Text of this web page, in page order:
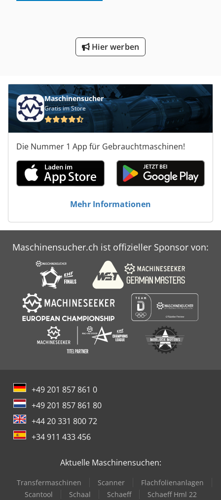
Hier werben
Maschinensucher
Gratis im Store
Die Nummer 1 App für Gebrauchtmaschinen!
Mehr Informationen
Maschinensucher.ch ist offizieller Sponsor von:
+49 201 857 861 0
+49 201 857 861 80
+44 20 331 800 72
+34 911 433 456
Aktuelle Maschinensuchen:
Transfermaschinen Scanner
Flachfolienanlagen
Scantool
Schaal Schaeff Schaeff Hml 22